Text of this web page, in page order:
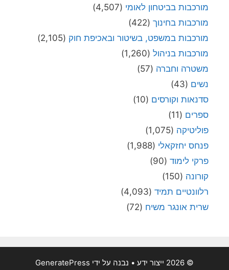
מורכבות בביטחון לאומי (4,507)
מורכבות בחינוך (422)
מורכבות במשפט, בשיטור ובאכיפת חוק (2,105)
מורכבות בניהול (1,260)
משטרה וחברה (57)
נשים (43)
סדנאות וקורסים (10)
ספרים (11)
פוליטיקה (1,075)
פנחס יחזקאלי (1,988)
פרקי לימוד (90)
קורונה (150)
רלוונטיים תמיד (4,093)
שרית אונגר משיח (72)
© 2026 ייצור ידע • נבנה על ידי GeneratePress